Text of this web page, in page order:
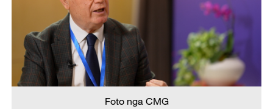
Foto nga CMG